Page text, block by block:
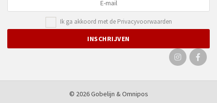
Ik ga akkoord met de Privacyvoorwaarden
© 2026 Gobelijn &Omnipos